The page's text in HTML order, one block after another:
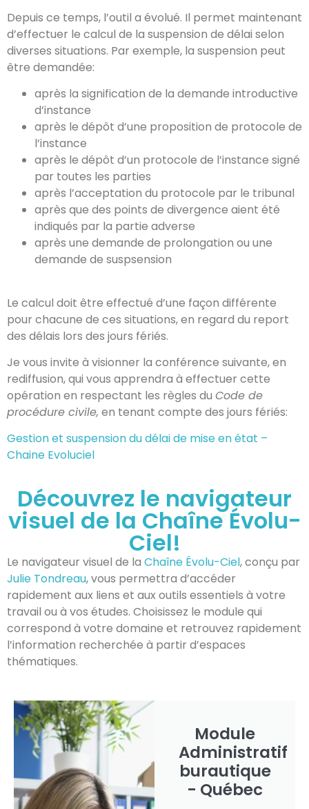
Depuis ce temps, l’outil a évolué. Il permet maintenant
d’effectuer le calcul de la suspension de délai selon
diverses situations. Par exemple, la suspension peut
être demandée:
après la signification de la demande introductive
d’instance
après le dépôt d’une proposition de protocole de
l’instance
après le dépôt d’un protocole de l’instance signé
par toutes les parties
après l’acceptation du protocole par le tribunal
après que des points de divergence aient été
indiqués par la partie adverse
après une demande de prolongation ou une
demande de suspsension
Le calcul doit être effectué d’une façon différente
pour chacune de ces situations, en regard du report
des délais lors des jours fériés.
Je vous invite à visionner la conférence suivante, en
rediffusion, qui vous apprendra à effectuer cette
opération en respectant les règles du Code de
procédure civile, en tenant compte des jours fériés:
Gestion et suspension du délai de mise en état –
Chaine Evoluciel
Découvrez le navigateur
visuel de la Chaîne Évolu-
Ciel!
Le navigateur visuel de la Chaîne Évolu-Ciel, conçu par
Julie Tondreau, vous permettra d’accéder
rapidement aux liens et aux outils essentiels à votre
travail ou à vos études. Choisissez le module qui
correspond à votre domaine et retrouvez rapidement
l’information recherchée à partir d’espaces
thématiques.
Module
Administratif
burautique
- Québec